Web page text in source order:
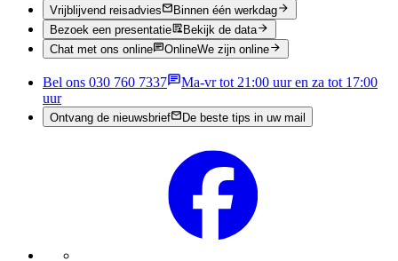
Vrijblijvend reisadvies
Binnen één werkdag
Bezoek een presentatie
Bekijk de data
Chat met ons online
OnlineWe zijn online
Bel ons 030 760 7337
Ma-vr tot 21:00 uur en za tot 17:00
uur
Ontvang de nieuwsbrief De beste tips in uw mail